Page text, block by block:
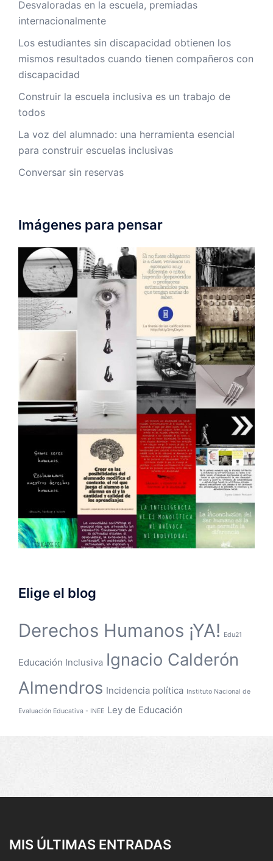
Desvaloradas en la escuela, premiadas
internacionalmente
Los estudiantes sin discapacidad obtienen los
mismos resultados cuando tienen compañeros con
discapacidad
Construir la escuela inclusiva es un trabajo de
todos
La voz del alumnado: una herramienta esencial
para construir escuelas inclusivas
Conversar sin reservas
Imágenes para pensar
Elige el blog
Derechos Humanos ¡YA! Edu21
Educación Inclusiva Ignacio Calderón
Almendros Incidencia política Instituto Nacional de
Evaluación Educativa - INEE Ley de Educación
MIS ÚLTIMAS ENTRADAS